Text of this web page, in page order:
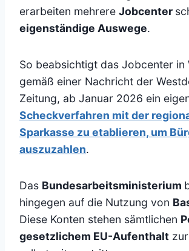
erarbeiten mehrere Jobcenter
eigenständige Auswege.
So beabsichtigt das Jobcenter in
gemäß einer Nachricht der
Zeitung, ab Januar 2026 ein
Scheckverfahren mit der
Sparkasse zu etablieren, um
auszuzahlen.
Das Bundesarbeitsministerium
hingegen auf die Nutzung von
Diese Konten stehen sämtlichen
gesetzlichem EU-Aufenthalt